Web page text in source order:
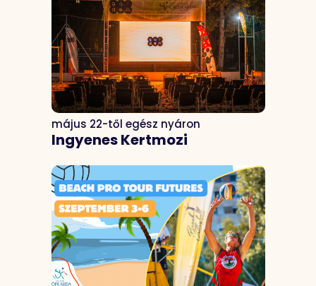
május 22-től egész nyáron
Ingyenes Kertmozi